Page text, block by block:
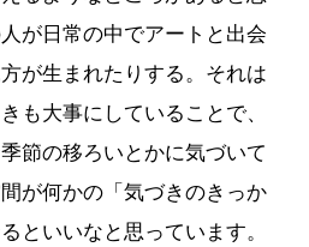
が日常の中でアートと出会
が生まれたりする。それは
も大事にしていることで、
節の移ろいとかに気づいて
が何かの「気づきのきっか
といいなと思っています。